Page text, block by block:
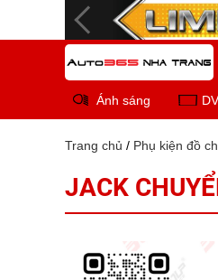
Ánh sáng
Trang chủ / Phụ kiện đồ
JACK